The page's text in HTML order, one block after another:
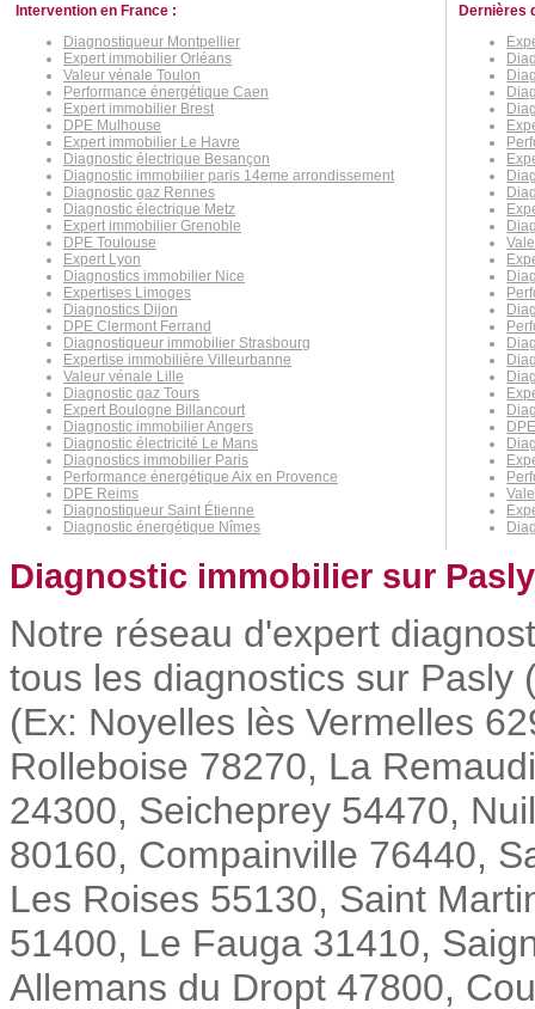
Intervention en France :
Diagnostiqueur Montpellier
Expert immobilier Orléans
Valeur vénale Toulon
Performance énergétique Caen
Expert immobilier Brest
DPE Mulhouse
Expert immobilier Le Havre
Diagnostic électrique Besançon
Diagnostic immobilier paris 14eme arrondissement
Diagnostic gaz Rennes
Diagnostic électrique Metz
Expert immobilier Grenoble
DPE Toulouse
Expert Lyon
Diagnostics immobilier Nice
Expertises Limoges
Diagnostics Dijon
DPE Clermont Ferrand
Diagnostiqueur immobilier Strasbourg
Expertise immobilière Villeurbanne
Valeur vénale Lille
Diagnostic gaz Tours
Expert Boulogne Billancourt
Diagnostic immobilier Angers
Diagnostic électricité Le Mans
Diagnostics immobilier Paris
Performance énergétique Aix en Provence
DPE Reims
Diagnostiqueur Saint Étienne
Diagnostic énergétique Nîmes
Dernières
Diagnostic immobilier sur
Notre réseau d'expert
tous les diagnostics sur
(Ex: Noyelles lès Vermelles
Rolleboise 78270, La
24300, Seicheprey 54470,
80160, Compainville 76440,
Les Roises 55130, Saint
51400, Le Fauga 31410,
Allemans du Dropt 47800,